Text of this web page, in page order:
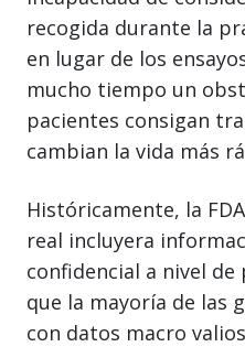
recogida durante la
en lugar de los
mucho tiempo un
pacientes consigan
cambian la vida más
Históricamente, la
real incluyera
confidencial a nivel de
que la mayoría de las
con datos macro